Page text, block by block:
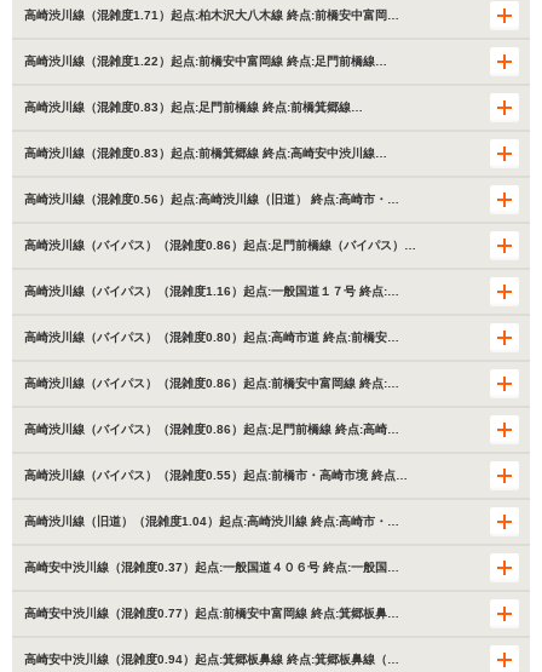
高崎渋川線（混雑度1.71）起点:柏木沢大八木線 終点:前橋安中富岡…
高崎渋川線（混雑度1.22）起点:前橋安中富岡線 終点:足門前橋線…
高崎渋川線（混雑度0.83）起点:足門前橋線 終点:前橋箕郷線…
高崎渋川線（混雑度0.83）起点:前橋箕郷線 終点:高崎安中渋川線…
高崎渋川線（混雑度0.56）起点:高崎渋川線（旧道） 終点:高崎市・…
高崎渋川線（バイパス）（混雑度0.86）起点:足門前橋線（バイパス）…
高崎渋川線（バイパス）（混雑度1.16）起点:一般国道１７号 終点:…
高崎渋川線（バイパス）（混雑度0.80）起点:高崎市道 終点:前橋安…
高崎渋川線（バイパス）（混雑度0.86）起点:前橋安中富岡線 終点:…
高崎渋川線（バイパス）（混雑度0.86）起点:足門前橋線 終点:高崎…
高崎渋川線（バイパス）（混雑度0.55）起点:前橋市・高崎市境 終点…
高崎渋川線（旧道）（混雑度1.04）起点:高崎渋川線 終点:高崎市・…
高崎安中渋川線（混雑度0.37）起点:一般国道４０６号 終点:一般国…
高崎安中渋川線（混雑度0.77）起点:前橋安中富岡線 終点:箕郷板鼻…
高崎安中渋川線（混雑度0.94）起点:箕郷板鼻線 終点:箕郷板鼻線（…